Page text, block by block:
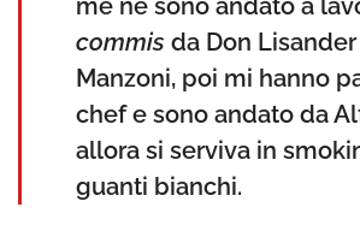
me ne sono andato a
commis da Don
Manzoni, poi mi hanno
chef e sono andato da
allora si serviva in
guanti bianchi.